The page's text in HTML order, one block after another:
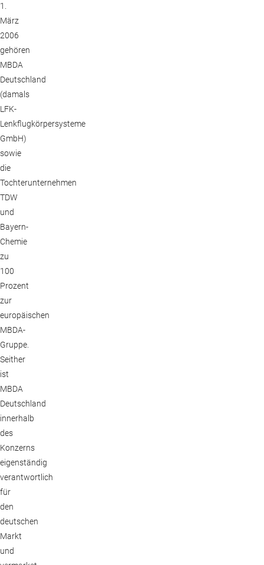
1.
März
2006
gehören
MBDA
Deutschland
(damals
LFK-
Lenkflugkörpersysteme
GmbH)
sowie
die
Tochterunternehmen
TDW
und
Bayern-
Chemie
zu
100
Prozent
zur
europäischen
MBDA-
Gruppe.
Seither
ist
MBDA
Deutschland
innerhalb
des
Konzerns
eigenständig
verantwortlich
für
den
deutschen
Markt
und